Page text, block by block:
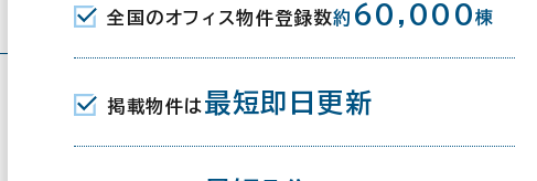
全国のオフィス物件登録数約 60,000棟
掲載物件は 最短即日更新